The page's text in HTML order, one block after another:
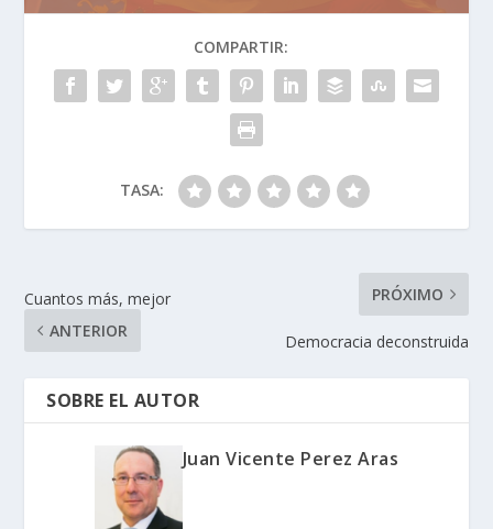
COMPARTIR:
TASA:
Cuantos más, mejor
ANTERIOR
PRÓXIMO
Democracia deconstruida
SOBRE EL AUTOR
Juan Vicente Perez Aras